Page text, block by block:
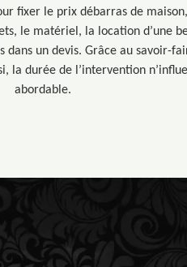
fixer le prix débarras de
le matériel, la location d’une
un devis. Grâce au savoir-
la durée de l’intervention
abordable.